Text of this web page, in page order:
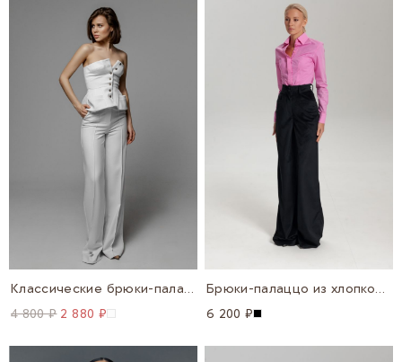
Классические брюки-палаццо на высокой посадке
4 800 ₽ 2 880 ₽
Брюки-палаццо из хлопкового бархата
6 200 ₽